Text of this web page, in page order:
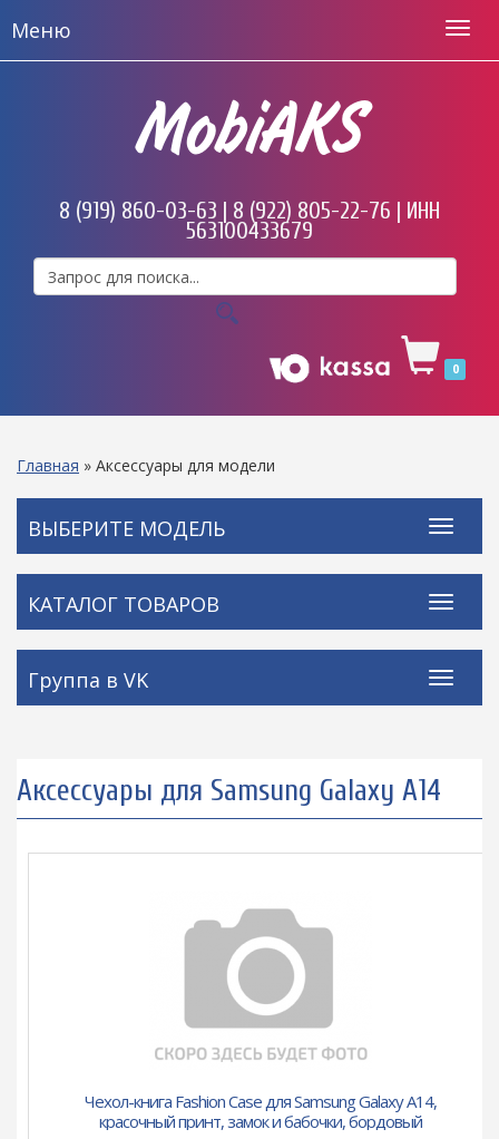
Меню
MobiAKS
8 (919) 860-03-63 | 8 (922) 805-22-76 | ИНН
563100433679
0
Главная » Аксессуары для модели
ВЫБЕРИТЕ МОДЕЛЬ
КАТАЛОГ ТОВАРОВ
Группа в VK
Аксессуары для Samsung Galaxy A14
Чехол-книга Fashion Case для Samsung Galaxy A14,
красочный принт, замок и бабочки, бордовый